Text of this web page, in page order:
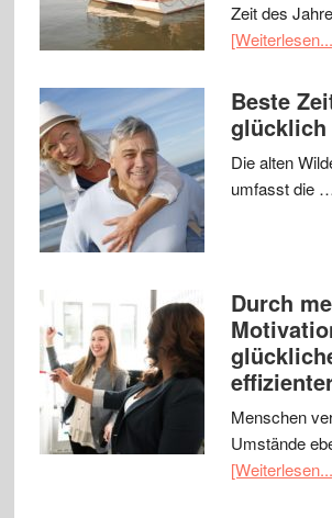
Zeit des
Beste
glücklich
Die alten
umfasst die
Durch
Menschen
Umstände